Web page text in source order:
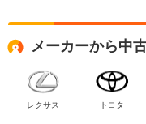
メーカーから中
レクサス トヨタ